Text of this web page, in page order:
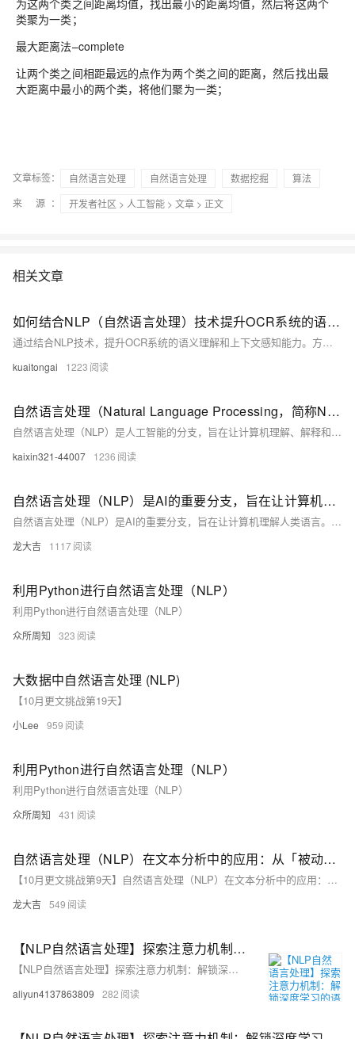
为这两个类之间距离均值，找出最小的距离均值，然后将这两个
类聚为一类；
最大距离法–complete
让两个类之间相距最远的点作为两个类之间的距离，然后找出最
大距离中最小的两个类，将他们聚为一类；
文章标签： 自然语言处理 自然语言处理 数据挖掘
算法
来 源：
开发者社区 > 人工智能 > 文章 > 正文
相关文章
如何结合NLP（自然语言处理）技术提升OCR系统的语义理解和上下文感知能力？
通过结合NLP技术，提升OCR系统的语义理解和上下文感知能力。方法包括集成NLP模块、文本预处理、语义特征提取、上下文推理及引入领域知识库。代码示例展示了如何使用Tesseract进行OCR识别，并通过BERT模型进行语义理解和纠错，最终提高文本识别的准确性。相关API如医疗电子发票验真、车险保单识别等可进一步增强应用效果。
kuaitongai 1223
自然语言处理（Natural Language Processing，简称NLP）
自然语言处理（NLP）是人工智能的分支，旨在让计算机理解、解释和生成人类语言。NLP的关键技术和应用包括语言模型、词嵌入、文本分类、命名实体识别、机器翻译、文本摘要、问答系统、情感分析、对话系统、文本生成和知识图谱等。随着深度学习的发展，NLP的应用日益广泛且效果不断提升。
kaixin321-44007 1236
自然语言处理（NLP）是AI的重要分支，旨在让计算机理解人类语言
自然语言处理（NLP）是AI的重要分支，旨在让计算机理解人类语言。本文探讨了深度学习在NLP中的应用，包括其基本任务、优势、常见模型及具体案例，如文本分类、情感分析等，并讨论了Python的相关工具和库，以及面临的挑战和未来趋势。
龙大吉 1117
利用Python进行自然语言处理（NLP）
利用Python进行自然语言处理（NLP）
众所周知 323
大数据中自然语言处理 (NLP)
【10月更文挑战第19天】
小Lee 959
利用Python进行自然语言处理（NLP）
利用Python进行自然语言处理（NLP）
众所周知 431
自然语言处理（NLP）在文本分析中的应用：从「被动收集」到「主动分析」
【10月更文挑战第9天】自然语言处理（NLP）在文本分析中的应用：从「被动收集」到「主动分析」
龙大吉 549
【NLP自然语言处理】探索注意力机制：解锁深度学习的语言理解新篇章（下）
【NLP自然语言处理】探索注意力机制：解锁深度学习的语言理解新篇章（下）
aliyun4137863809 282